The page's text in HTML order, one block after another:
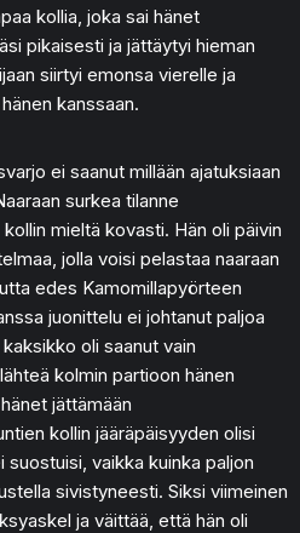
kollia, joka sai hänet
pikaisesti ja jättäytyi hieman
siirtyi emonsa vierelle ja
kanssaan.
ei saanut millään ajatuksiaan
surkea tilanne
mieltä kovasti. Hän oli päivin
jolla voisi pelastaa naaraan
edes Kamomillapyörteen
juonittelu ei johtanut paljoa
oli saanut vain
kolmin partioon hänen
jättämään
kollin jääräpäisyyden olisi
vaikka kuinka paljon
sivistyneesti. Siksi viimeinen
ja väittää, että hän oli